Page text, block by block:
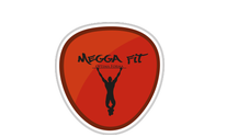
direct